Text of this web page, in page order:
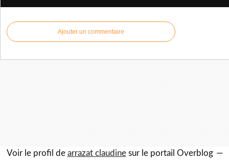
Ajouter un commentaire
Voir le profil de arrazat claudinesur le portail Overblog